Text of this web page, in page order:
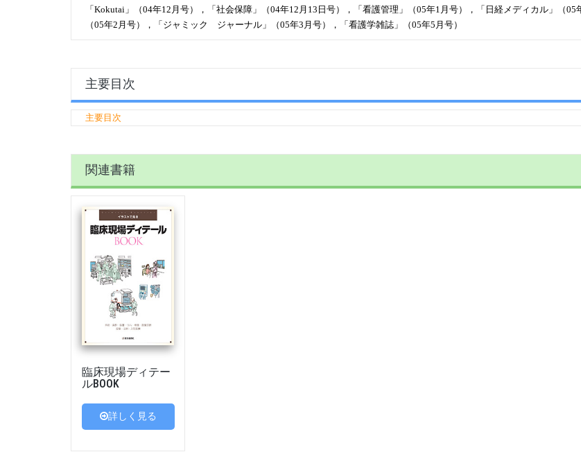
「Kokutai」（04年12月号），「社会保障」（04年12月13日号），「看護管理」（05年1月号），「日経メディカル」（
（05年2月号），「ジャミック ジャーナル」（05年3月号），「看護学雑誌」（05年5月号）
主要目次
主要目次
関連書籍
臨床現場ディテー
ルBOOK
詳しく見る